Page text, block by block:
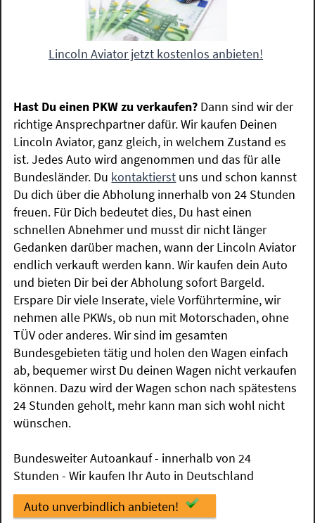
Lincoln Aviator jetzt kostenlos anbieten!
Hast Du einen PKW zu verkaufen? Dann sind wir der
richtige Ansprechpartner dafür. Wir kaufen Deinen
Lincoln Aviator, ganz gleich, in welchem Zustand es
ist. Jedes Auto wird angenommen und das für alle
Bundesländer. Du kontaktierst uns und schon kannst
Du dich über die Abholung innerhalb von 24 Stunden
freuen. Für Dich bedeutet dies, Du hast einen
schnellen Abnehmer und musst dir nicht länger
Gedanken darüber machen, wann der Lincoln Aviator
endlich verkauft werden kann. Wir kaufen dein Auto
und bieten Dir bei der Abholung sofort Bargeld.
Erspare Dir viele Inserate, viele Vorführtermine, wir
nehmen alle PKWs, ob nun mit Motorschaden, ohne
TÜV oder anderes. Wir sind im gesamten
Bundesgebieten tätig und holen den Wagen einfach
ab, bequemer wirst Du deinen Wagen nicht verkaufen
können. Dazu wird der Wagen schon nach spätestens
24 Stunden geholt, mehr kann man sich wohl nicht
wünschen.
Bundesweiter Autoankauf - innerhalb von 24
Stunden - Wir kaufen Ihr Auto in Deutschland
Auto unverbindlich anbieten!